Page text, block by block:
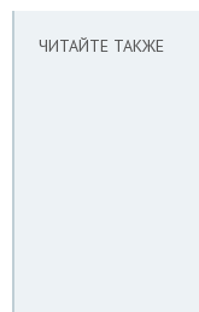
ЧИТАЙТЕ ТАКЖЕ